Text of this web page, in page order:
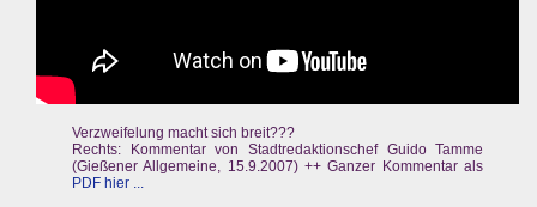
Verzweifelung macht sich breit???
Rechts: Kommentar von Stadtredaktionschef Guido Tamme
(Gießener Allgemeine, 15.9.2007) ++ Ganzer Kommentar als
PDF hier ...